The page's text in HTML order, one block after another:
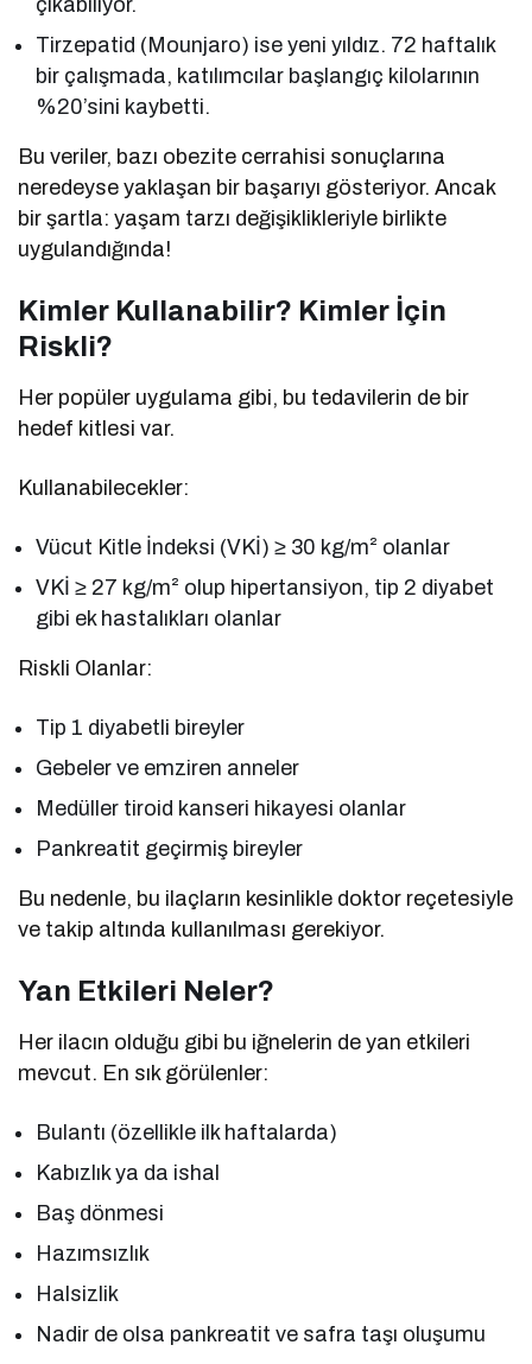
çıkabiliyor.
Tirzepatid (Mounjaro) ise yeni yıldız. 72 haftalık
bir çalışmada, katılımcılar başlangıç kilolarının
%20’sini kaybetti.
Bu veriler, bazı obezite cerrahisi sonuçlarına
neredeyse yaklaşan bir başarıyı gösteriyor. Ancak
bir şartla: yaşam tarzı değişiklikleriyle birlikte
uygulandığında!
Kimler Kullanabilir? Kimler İçin
Riskli?
Her popüler uygulama gibi, bu tedavilerin de bir
hedef kitlesi var.
Kullanabilecekler:
Vücut Kitle İndeksi (VKİ) ≥ 30 kg/m² olanlar
VKİ ≥ 27 kg/m² olup hipertansiyon, tip 2 diyabet
gibi ek hastalıkları olanlar
Riskli Olanlar:
Tip 1 diyabetli bireyler
Gebeler ve emziren anneler
Medüller tiroid kanseri hikayesi olanlar
Pankreatit geçirmiş bireyler
Bu nedenle, bu ilaçların kesinlikle doktor reçetesiyle
ve takip altında kullanılması gerekiyor.
Yan Etkileri Neler?
Her ilacın olduğu gibi bu iğnelerin de yan etkileri
mevcut. En sık görülenler:
Bulantı (özellikle ilk haftalarda)
Kabızlık ya da ishal
Baş dönmesi
Hazımsızlık
Halsizlik
Nadir de olsa pankreatit ve safra taşı oluşumu